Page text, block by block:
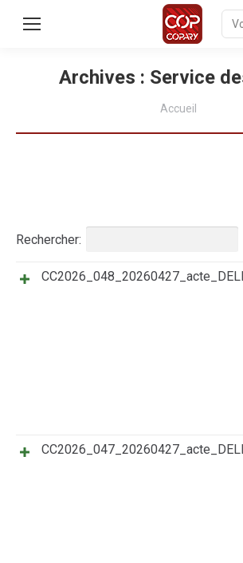
principal
:
Archives : Service
Accueil
Rechercher:
Titre Résumé Date